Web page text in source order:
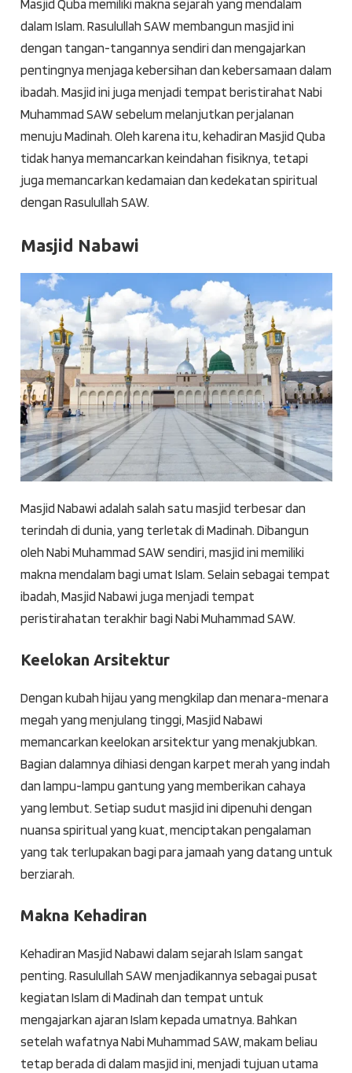
Masjid Quba memiliki makna sejarah yang mendalam
dalam Islam. Rasulullah SAW membangun masjid ini
dengan tangan-tangannya sendiri dan mengajarkan
pentingnya menjaga kebersihan dan kebersamaan dalam
ibadah. Masjid ini juga menjadi tempat beristirahat Nabi
Muhammad SAW sebelum melanjutkan perjalanan
menuju Madinah. Oleh karena itu, kehadiran Masjid Quba
tidak hanya memancarkan keindahan fisiknya, tetapi
juga memancarkan kedamaian dan kedekatan spiritual
dengan Rasulullah SAW.
Masjid Nabawi
Masjid Nabawi adalah salah satu masjid terbesar dan
terindah di dunia, yang terletak di Madinah. Dibangun
oleh Nabi Muhammad SAW sendiri, masjid ini memiliki
makna mendalam bagi umat Islam. Selain sebagai tempat
ibadah, Masjid Nabawi juga menjadi tempat
peristirahatan terakhir bagi Nabi Muhammad SAW.
Keelokan Arsitektur
Dengan kubah hijau yang mengkilap dan menara-menara
megah yang menjulang tinggi, Masjid Nabawi
memancarkan keelokan arsitektur yang menakjubkan.
Bagian dalamnya dihiasi dengan karpet merah yang indah
dan lampu-lampu gantung yang memberikan cahaya
yang lembut. Setiap sudut masjid ini dipenuhi dengan
nuansa spiritual yang kuat, menciptakan pengalaman
yang tak terlupakan bagi para jamaah yang datang untuk
berziarah.
Makna Kehadiran
Kehadiran Masjid Nabawi dalam sejarah Islam sangat
penting. Rasulullah SAW menjadikannya sebagai pusat
kegiatan Islam di Madinah dan tempat untuk
mengajarkan ajaran Islam kepada umatnya. Bahkan
setelah wafatnya Nabi Muhammad SAW, makam beliau
tetap berada di dalam masjid ini, menjadi tujuan utama